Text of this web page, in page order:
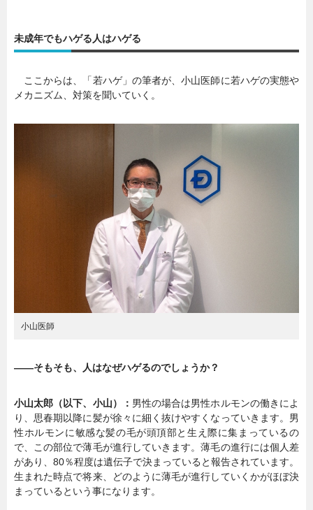
暮らし
連載一覧
未成年でもハゲる人はハゲる
ここからは、「若ハゲ」の筆者が、小山医師に若ハゲの実態や
メカニズム、対策を聞いていく。
小山医師
――そもそも、人はなぜハゲるのでしょうか？
小山太郎（以下、小山）： 男性の場合は男性ホルモンの働きによ
り、思春期以降に髪が徐々に細く抜けやすくなっていきます。男
性ホルモンに敏感な髪の毛が頭頂部と生え際に集まっているの
で、この部位で薄毛が進行していきます。薄毛の進行には個人差
があり、80％程度は遺伝子で決まっていると報告されています。
生まれた時点で将来、どのように薄毛が進行していくかがほぼ決
まっているという事になります。